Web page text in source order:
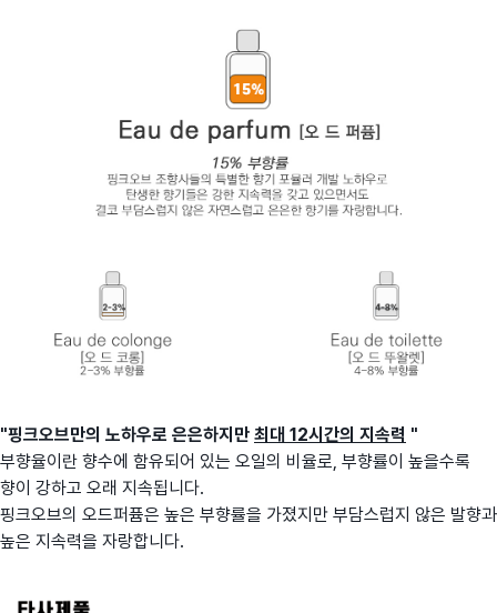
"핑크오브만의 노하우로 은은하지만 최대 12시간의 지속력 "
부향율이란 향수에 함유되어 있는 오일의 비율로, 부향률이 높을수록
향이 강하고 오래 지속됩니다.
핑크오브의 오드퍼퓸은 높은 부향률을 가졌지만 부담스럽지 않은 발향과
높은 지속력을 자랑합니다.